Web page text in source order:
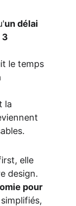
un délai
3
le temps
la
elle
design.
pour